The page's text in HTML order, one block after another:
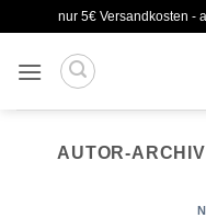
springen
nur 5€ Versandkosten -
AUTOR-